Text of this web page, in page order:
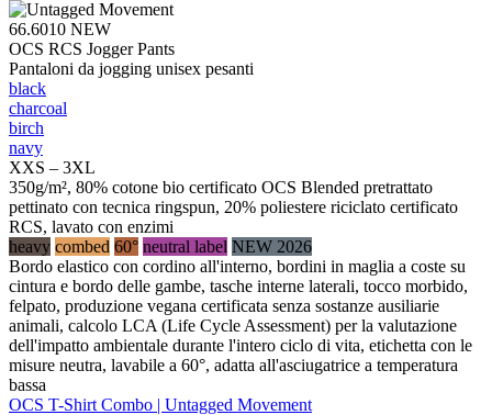
66.6010 NEW
OCS RCS Jogger Pants
Pantaloni da jogging unisex pesanti
black
charcoal
birch
navy
XXS – 3XL
350g/m², 80% cotone bio certificato OCS Blended pretrattato
pettinato con tecnica ringspun, 20% poliestere riciclato certificato
RCS, lavato con enzimi
heavy combed 60° neutral label NEW 2026
Bordo elastico con cordino all'interno, bordini in maglia a coste su
cintura e bordo delle gambe, tasche interne laterali, tocco morbido,
felpato, produzione vegana certificata senza sostanze ausiliarie
animali, calcolo LCA (Life Cycle Assessment) per la valutazione
dell'impatto ambientale durante l'intero ciclo di vita, etichetta con le
misure neutra, lavabile a 60°, adatta all'asciugatrice a temperatura
bassa
OCS T-Shirt Combo | Untagged Movement